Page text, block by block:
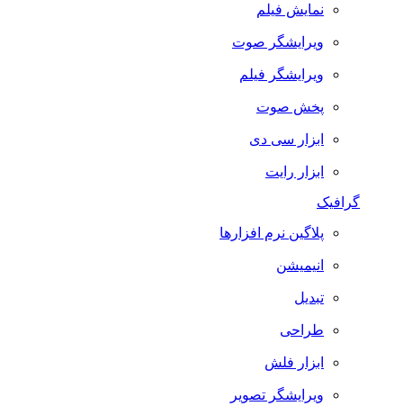
نمایش فیلم
ویرایشگر صوت
ویرایشگر فیلم
پخش صوت
ابزار سی دی
ابزار رایت
گرافیک
پلاگین نرم افزارها
انیمیشن
تبدیل
طراحی
ابزار فلش
ویرایشگر تصویر